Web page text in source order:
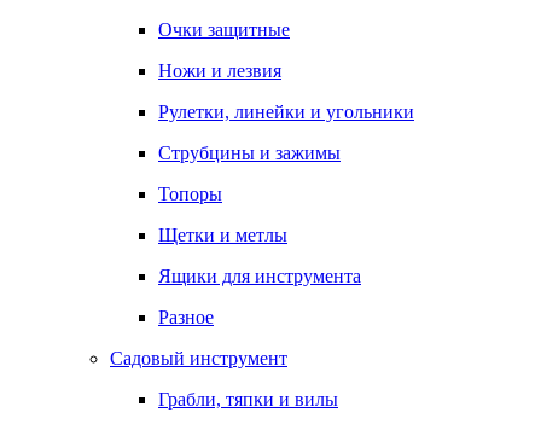
Очки защитные
Ножи и лезвия
Рулетки, линейки и угольники
Струбцины и зажимы
Топоры
Щетки и метлы
Ящики для инструмента
Разное
Садовый инструмент
Грабли, тяпки и вилы